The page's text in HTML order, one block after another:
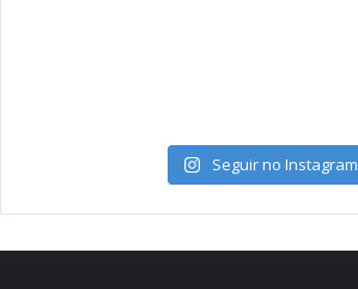
Seguir no Instagram